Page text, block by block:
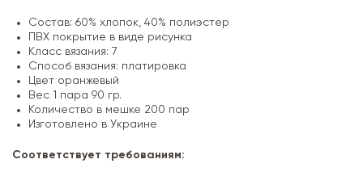
Состав: 60% хлопок, 40% полиэстер
ПВХ покрытие в виде рисунка
Класс вязания: 7
Способ вязания: платировка
Цвет оранжевый
Вес 1 пара 90 гр.
Количество в мешке 200 пар
Изготовлено в Украине
Соответствует требованиям: